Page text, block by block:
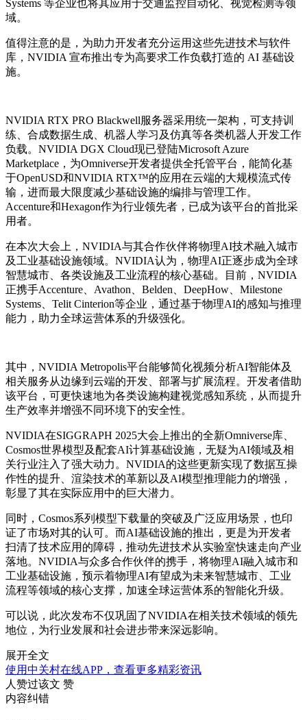
Systems 等企业也将其应用于交通监控自动化、视觉检测等领
域。
值得注意的是，为助力开发者充分运用这些先进技术与软件
库，NVIDIA 宣布推出专为高要求工作负载打造的 AI 基础设
施。
NVIDIA RTX PRO Blackwell服务器采用统一架构，可支持训
练、合成数据生成、机器人学习及仿真等各类机器人开发工作
负载。NVIDIA DGX Cloud现已登陆Microsoft Azure
Marketplace，为Omniverse开发者提供全托管平台，能简化基
于OpenUSD和NVIDIA RTX™的应用在云端的大规模流式传
输，进而最大限度减少基础设施的编排与管理工作。
Accenture和Hexagon作为行业领先者，已成为该平台的首批采
用者。
在本次大会上，NVIDIA与其合作伙伴将物理AI技术融入城市
及工业基础设施领域。NVIDIA认为，物理AI正逐步成为全球
智慧城市、各类设施及工业流程的核心基础。目前，NVIDIA
正携手Accenture、Avathon、Belden、DeepHow、Milestone
Systems、Telit Cinterion等企业，通过基于物理AI的感知与推理
能力，助力全球运营体系的升级强化。
其中，NVIDIA Metropolis平台能够简化视频分析AI智能体及
相关服务从边缘到云端的开发、部署与扩展流程。开发者借助
该平台，可更快速地为各类设施构建视觉感知系统，从而提升
生产效率并增强不同环境下的安全性。
NVIDIA在SIGGRAPH 2025大会上推出的全新Omniverse库、
Cosmos世界模型及配套AI计算基础设施，无疑为AI领域及相
关行业注入了强大动力。NVIDIA的这些更新实现了数据互操
作性的提升、渲染技术的革新以及AI模型推理能力的增强，
彰显了其在实际应用中的巨大潜力。
同时， Cosmos系列模型下载量的突破及广泛应用场景，也印
证了市场对其的认可。而AI基础设施的推出，更是为开发者
扫清了技术应用的障碍，推动先进技术从实验室快速走向产业
落地。NVIDIA与众多合作伙伴的携手，将物理AI融入城市和
工业基础设施，预示着物理AI有望成为未来智慧城市、工业
流程等领域的核心支撑，加速全球运营体系的智能化升级。
可以说，此次发布不仅巩固了NVIDIA在相关技术领域的领先
地位，为行业发展和社会进步带来深远影响。
展开全文
使用中关村在线APP，查看更多精彩资讯
人赞过该文 赞
内容纠错